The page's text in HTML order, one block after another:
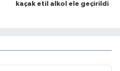
kaçak etil alkol ele geçirildi